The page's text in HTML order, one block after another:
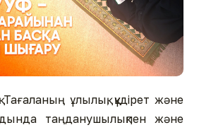
ұлылық, құдірет және
таңданушылықпен және